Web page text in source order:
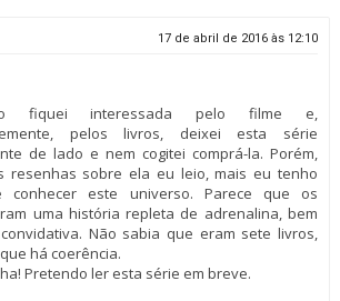
17 de abril de 2016 às 12:10
fiquei interessada pelo filme e,
pelos livros, deixei esta série
de lado e nem cogitei comprá-la. Porém,
resenhas sobre ela eu leio, mais eu tenho
conhecer este universo. Parece que os
uma história repleta de adrenalina, bem
Não sabia que eram sete livros,
há coerência.
Pretendo ler esta série em breve.